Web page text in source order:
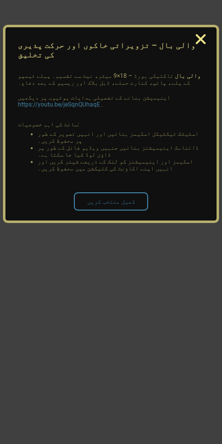
والی بال – تزویراتی خاکوں اور حرکت پذیری
کی تخلیق
والی بال
تاکتیکی بورڈ – 18×9 میٹر، نیٹ سے تقسیم۔ پہلے ٹیمپو
کے پلے، پائپ، کنارے حملے، ڈبل بلاک اور ریسیو کے بعد دفاع۔
اینیمیشن بنانے کے تفصیلی ہدایات یوٹیوب پر دیکھیں
https://youtu.be/jeSqnQUhaqE۔
سائٹ کی اہم خصوصیات:
اسٹیٹک ٹیکٹیکل اسکیمز بنائیں اور انہیں تصویر کے طور
پر محفوظ کریں۔
ڈائنامک اینیمیشنز بنائیں جنہیں ویڈیو فائل کے طور پر
ڈاؤن لوڈ کیا جا سکتا ہے۔
اسکیمز اور اینیمیشنز کو لنک کے ذریعے شیئر کریں اور
انہیں اپنے اکاؤنٹ کی کلیکشن میں محفوظ کریں۔
کھیل منتخب کریں